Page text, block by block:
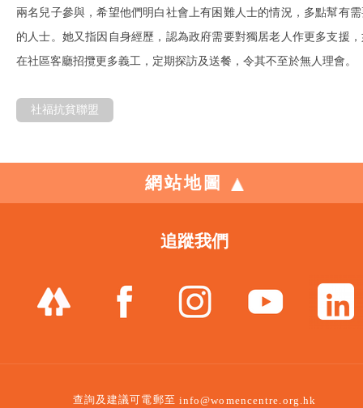
兩名兒子參與，希望他們明白社會上有困難人士的情況，多點幫有
的人士。她又指因自身經歷，認為政府需要對獨居老人作更多支援
在社區客廳招攬更多義工，定期探訪及送餐，令其不至於無人理會。
社福抗貧聯盟
網站地圖
追蹤我們
查詢及建議可電郵至 info@womencentre.org.hk